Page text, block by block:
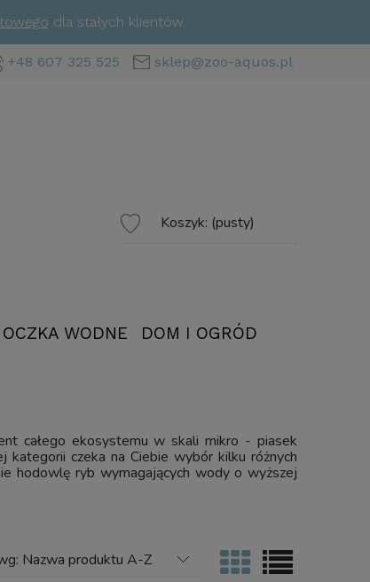
dla stałych klientów.
+48 607 325 525 sklep@zoo-aquos.pl
Koszyk: (pusty)
OCZKA WODNE DOM I OGRÓD
całego ekosystemu w skali mikro - piasek
czeka na Ciebie wybór kilku różnych
hodowlę ryb wymagających wody o wyższej
Nazwa produktu A-Z